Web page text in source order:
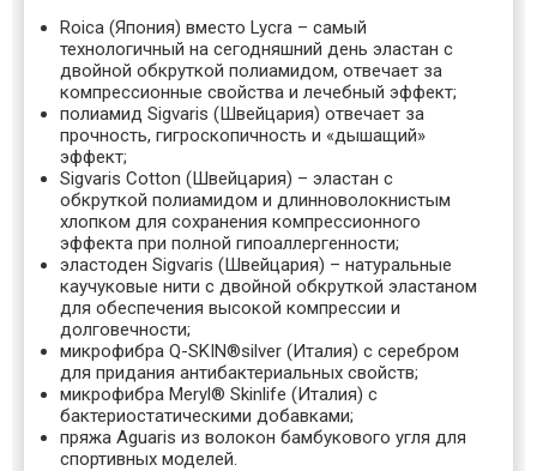
Roica (Япония) вместо Lycra – самый
технологичный на сегодняшний день эластан с
двойной обкруткой полиамидом, отвечает за
компрессионные свойства и лечебный эффект;
полиамид Sigvaris (Швейцария) отвечает за
прочность, гигроскопичность и «дышащий»
эффект;
Sigvaris Cotton (Швейцария) – эластан с
обкруткой полиамидом и длинноволокнистым
хлопком для сохранения компрессионного
эффекта при полной гипоаллергенности;
эластоден Sigvaris (Швейцария) – натуральные
каучуковые нити с двойной обкруткой эластаном
для обеспечения высокой компрессии и
долговечности;
микрофибра Q-SKIN®silver (Италия) с серебром
для придания антибактериальных свойств;
микрофибра Meryl® Skinlife (Италия) с
бактериостатическими добавками;
пряжа Aguaris из волокон бамбукового угля для
спортивных моделей.